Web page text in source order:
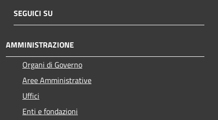
SEGUICI SU
AMMINISTRAZIONE
Organi di Governo
Aree Amministrative
Uffici
Enti e fondazioni